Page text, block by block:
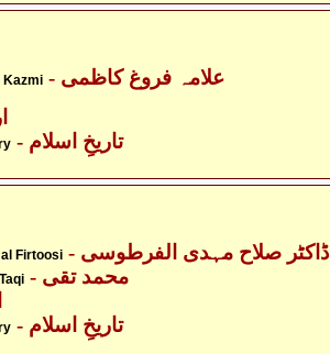
Kazmi - علامہ فروغ کاظمی
- تاریخِ اسلام
al Firtoosi - ڈاکٹر صلاح مہدی الفرطوسی
- محمد تقی
- تاریخِ اسلام